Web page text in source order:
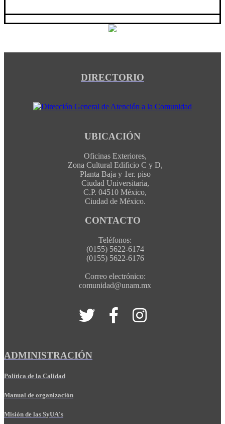
DIRECTORIO
UBICACIÓN
Oficinas Exteriores,
Zona Cultural Edificio C y D,
Planta Baja y 1er. piso
Ciudad Universitaria,
C.P. 04510 México,
Ciudad de México.
CONTACTO
Teléfonos:
(0155) 5622-6174
(0155) 5622-6176
Correo electrónico:
comunidad@unam.mx
ADMINISTRACIÓN
Política de la Calidad
Manual de organización
Misión de las SyUA's